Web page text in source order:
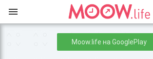
Moow.life на GooglePlay